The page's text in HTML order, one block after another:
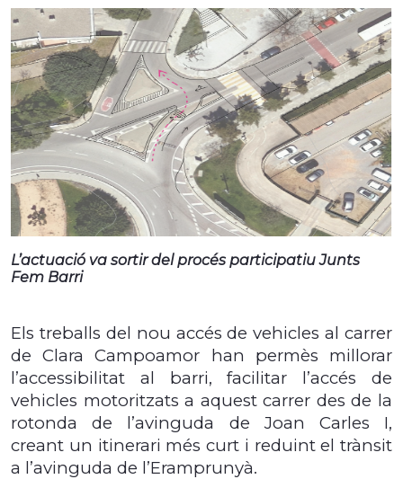
L’actuació va sortir del procés participatiu Junts
Fem Barri
Els treballs del nou accés de vehicles al carrer
de Clara Campoamor han permès millorar
l’accessibilitat al barri, facilitar l’accés de
vehicles motoritzats a aquest carrer des de la
rotonda de l’avinguda de Joan Carles I,
creant un itinerari més curt i reduint el trànsit
a l’avinguda de l’Eramprunyà.